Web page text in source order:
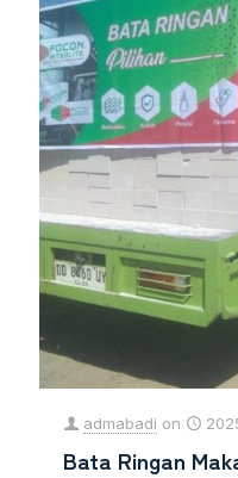
admabadi on
Bata Ringan